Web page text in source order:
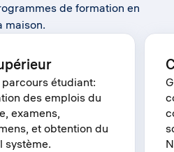
de formation en
maison.
étudiant:
des emplois du
examens,
et obtention du
système.